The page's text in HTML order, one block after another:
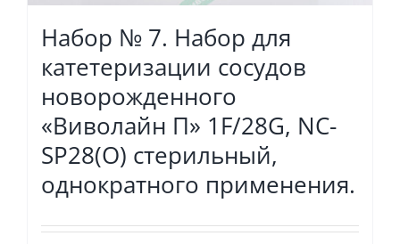
Набор № 7. Набор для
катетеризации сосудов
новорожденного
«Виволайн П» 1F/28G, NC-
SP28(O) стерильный,
однократного применения.